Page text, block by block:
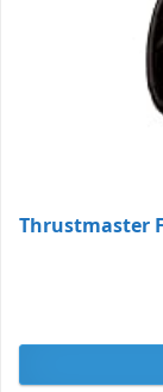
Thrustmaster